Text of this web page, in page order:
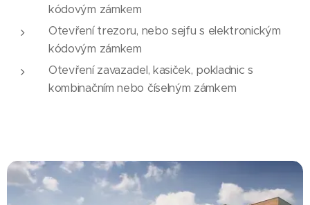
kódovým zámkem
Otevření trezoru, nebo sejfu s elektronickým
kódovým zámkem
Otevření zavazadel, kasiček, pokladnic s
kombinačním nebo číselným zámkem